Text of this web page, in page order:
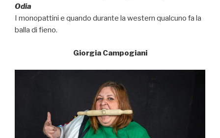
Odia
I monopattini e quando durante la western qualcuno fa la
balla di fieno.
Giorgia Campogiani